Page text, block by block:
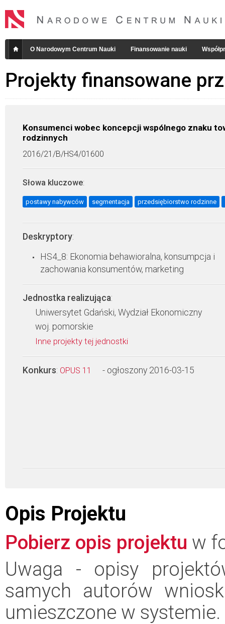
O Narodowym Centrum Nauki Finansowanie nauki
Projekty finansowane
Konsumenci wobec koncepcji wspólnego znaku
rodzinnych
2016/21/B/HS4/01600
Słowa kluczowe:
postawy nabywców segmentacja przedsiębiorstwo rodzinne
Deskryptory:
HS4_8: Ekonomia behawioralna, konsumpcja i
zachowania konsumentów, marketing
Jednostka realizująca:
Uniwersytet Gdański, Wydział Ekonomiczny
woj. pomorskie
Inne projekty tej jednostki
Konkurs: OPUS 11 - ogłoszony 2016-03-15
Opis Projektu
Pobierz opis projektu w
Uwaga - opisy
samych autorów
umieszczone w systemie.